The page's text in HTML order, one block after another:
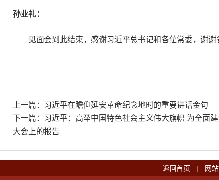
孙业礼：
见面会到此结束，感谢习近平总书记和各位常委，谢
上一篇： 习近平在瞻仰延安革命纪念地时的重要讲话金句
下一篇： 习近平：高举中国特色社会主义伟大旗帜 为全面
大会上的报告
返回首页 | 网